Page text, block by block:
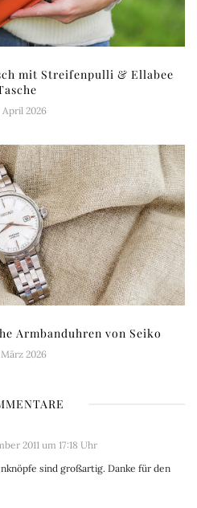
mit Streifenpulli & Ellabee
April 2026
Armbanduhren von Seiko
März 2026
2011 um 17:18 Uhr
sind großartig. Danke für den